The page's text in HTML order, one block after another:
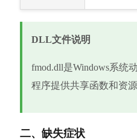
DLL文件说明
fmod.dll是Windows系统
程序提供共享函数和资源
二、缺失症状